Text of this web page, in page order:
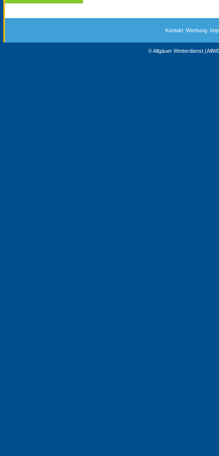
Kontakt Werbung
© Allgäuer Wetterdienst